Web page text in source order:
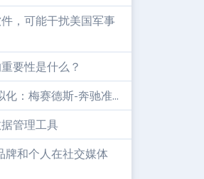
，可能干扰美国军事
要性是什么？
化：梅赛德斯-奔驰准...
管理工具
牌和个人在社交媒体